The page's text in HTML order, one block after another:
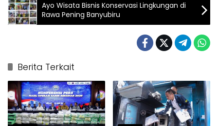
Ayo Wisata Bisnis Konservasi Lingkungan di
Rawa Pening Banyubiru
Berita Terkait